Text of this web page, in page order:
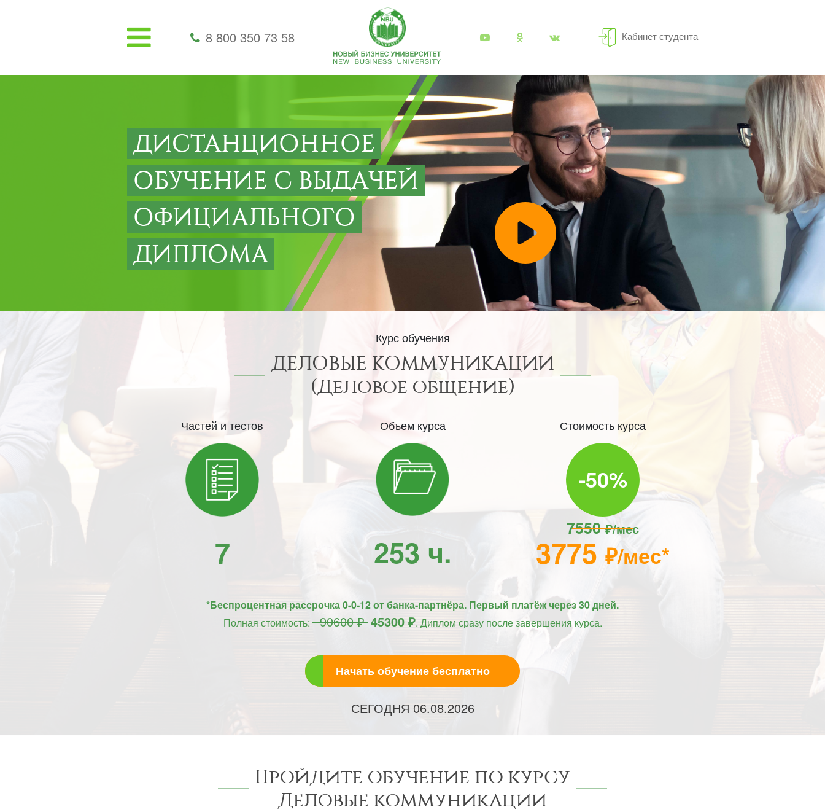
8 800 350 73 58 Кабинет студента
ДИСТАНЦИОННОЕ
ОБУЧЕНИЕ С ВЫДАЧЕЙ
ОФИЦИАЛЬНОГО
ДИПЛОМА
Курс обучения
ДЕЛОВЫЕ КОММУНИКАЦИИ
(Деловое общение)
Частей и тестов
7
Объем курса
253 ч.
Стоимость курса
-50%
7550₽/мес
3775 ₽/мес*
*Беспроцентная рассрочка 0-0-12 от банка-партнёра. Первый платёж через 30 дней.
Полная стоимость:90600 ₽45300 ₽. Диплом сразу после завершения курса.
Начать обучение бесплатно
СЕГОДНЯ 06.08.2026
Пройдите обучение по курсу
Деловые коммуникации